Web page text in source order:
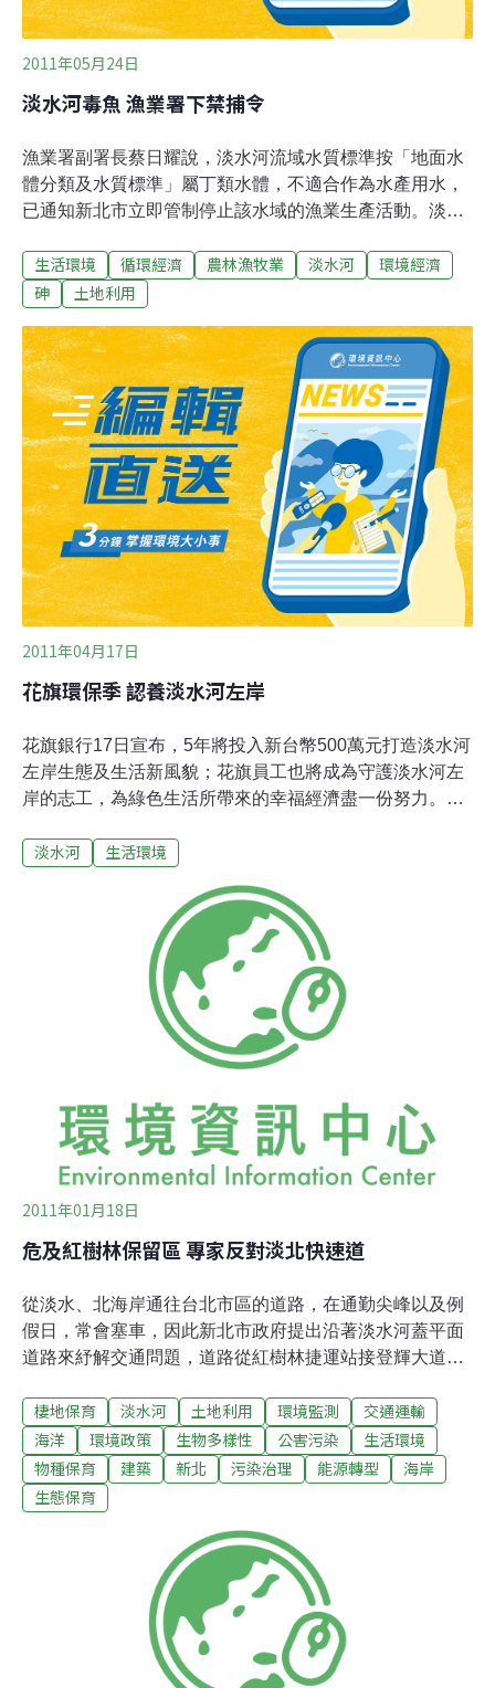
2011年05月24日
淡水河毒魚 漁業署下禁捕令
漁業署副署長蔡日耀說，淡水河流域水質標準按「地面水
體分類及水質標準」屬丁類水體，不適合作為水產用水，
已通知新北市立即管制停止該水域的漁業生產活動。淡水
節、魚種經濟價值捕撈，傳出有含砷魚的中游河域，通常
沒有漁民捕撈經濟性魚種，淡水河能否捕魚，遵照中央規
貨驗重金屬；衛生局食品藥物管理科股長邱惠敏說，水產
品及藻類中常檢出較高含量的總砷，實驗上多為「有機
砷」型態，對哺乳動物不具毒性及致癌性，進入人體後很
快即被排出體外。但對於「無機砷」，國內尚未制定水產
品砷含量檢驗標準，將請中央制定。新北市農業局漁業處
則在淡水河中游捕魚，將送往台灣檢驗科技公司（SGS）
化驗；漁業處補充，SGS也只能檢驗「總砷含量」。衛生
署食品藥物管理局食品組長蔡淑貞表示，食品衛生管理是
從源頭開始，不是最後的產品制訂標準就好了，是否制訂
生活環境 循環經濟 農林漁牧業 淡水河
環境經濟
砷
土地利用
2011年04月17日
花旗環保季 認養淡水河左岸
花旗銀行17日宣布，5年將投入新台幣500萬元打造淡水河
左岸生態及生活新風貌；花旗員工也將成為守護淡水河左
岸的志工，為綠色生活所帶來的幸福經濟盡一份努力。荒
護淡水河計畫別具意義；此一計畫將導入在世界環境教育
圖是在地圖上以一套世界通用的圖示作為代表，清楚的標
示出與環境中有關自然、環保、歷史與文化的景點，並透
過培訓與繪製等參與式教育推廣，進一步擴張影響力。花
旗銀行也宣布，今年起，將過去行之有年的「環保月」活
動，延伸為「環保季」；期望藉著全體員工在生活中力行
節能減碳，達到減碳3650公噸的目標，約相當於大安森林
淡水河 生活環境
2011年01月18日
危及紅樹林保留區 專家反對淡北快速道
從淡水、北海岸通往台北市區的道路，在通勤尖峰以及例
假日，常會塞車，因此新北市政府提出沿著淡水河蓋平面
道路來紓解交通問題，道路從紅樹林捷運站接登輝大道、
留區最近距離為1.5公尺。而紅樹林自然保留區受《文化資
產保存法》保護，引發當地居民保育與開發之論戰。繼去
（2010）年10月 15日「淡水河北側沿河平面道路」（淡
北快速道路第一期替代方案）紅樹林生態影響以及道路定
位及交通效益專家會議討論未果，昨（18）日再度召開延
續會議，雖有來自新北市的民代坐鎮，與會專家仍堅決表
示，平面道路施作生態衝擊大，在保育與開發難兩全下，
反對開路。即使為專家會議延續會議，這一天來自支持與
反對開發的人馬皆聚集在環保署前表達自己的意見。包括
國民黨籍立委吳育昇、新北市議長陳幸進、市議員鄭戴麗
香、無黨籍市議員蔡錦賢以及號稱新北市石門、三芝、淡
棲地保育 淡水河 土地利用 環境監測
交通運輸
海洋
環境政策 生物多樣性 公害污染
生活環境
物種保育
建築 新北 污染治理 能源轉型
海岸
生態保育